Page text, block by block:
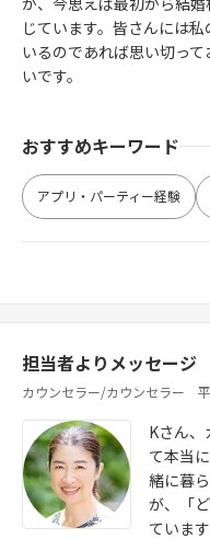
じています。皆さんには
いるのであれば思い切っ
いです。
おすすめキーワード
アプリ・パーティー経験
担当者よりメッセージ
カウンセラー/カウンセラー
Kさん
て本当
緒に暮
が、「
ていま